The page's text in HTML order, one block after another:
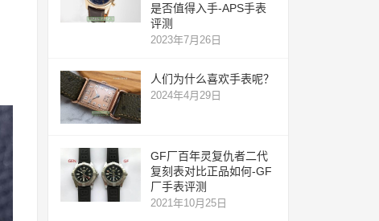
是否值得入手-APS手表
评测
2023年7月26日
人们为什么喜欢手表呢？
2024年4月29日
GF厂百年灵复仇者二代
复刻表对比正品如何-GF
厂手表评测
2021年10月25日